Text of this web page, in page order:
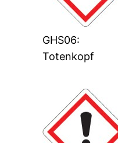
GHS06:
Totenkopf